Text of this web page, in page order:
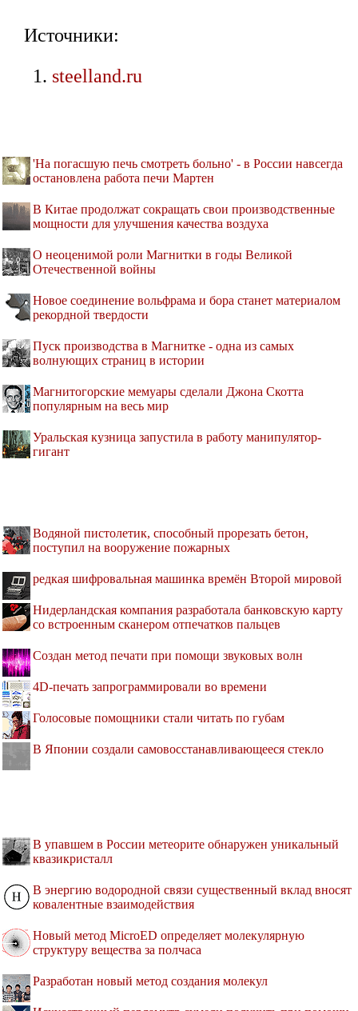
Источники:
steelland.ru
'На погасшую печь смотреть больно' - в России навсегда
остановлена работа печи Мартен
В Китае продолжат сокращать свои производственные
мощности для улучшения качества воздуха
О неоценимой роли Магнитки в годы Великой
Отечественной войны
Новое соединение вольфрама и бора станет материалом
рекордной твердости
Пуск производства в Магнитке - одна из самых
волнующих страниц в истории
Магнитогорские мемуары сделали Джона Скотта
популярным на весь мир
Уральская кузница запустила в работу манипулятор-
гигант
Водяной пистолетик, способный прорезать бетон,
поступил на вооружение пожарных
редкая шифровальная машинка времён Второй мировой
Нидерландская компания разработала банковскую карту
со встроенным сканером отпечатков пальцев
Создан метод печати при помощи звуковых волн
4D-печать запрограммировали во времени
Голосовые помощники стали читать по губам
В Японии создали самовосстанавливающееся стекло
В упавшем в России метеорите обнаружен уникальный
квазикристалл
В энергию водородной связи существенный вклад вносят
ковалентные взаимодействия
Новый метод MicroED определяет молекулярную
структуру вещества за полчаса
Разработан новый метод создания молекул